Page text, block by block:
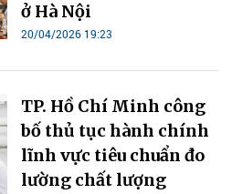
ở Hà Nội
20/04/2026 19:23
TP. Hồ Chí Minh công
bố thủ tục hành chính
lĩnh vực tiêu chuẩn đo
lường chất lượng